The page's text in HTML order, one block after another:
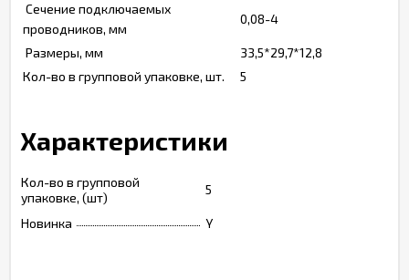
Сечение подключаемых
проводников, мм
0,08-4
Размеры, мм
33,5*29,7*12,8
Кол-во в групповой упаковке, шт.
5
Характеристики
Кол-во в групповой
упаковке, (шт)
5
Новинка Y